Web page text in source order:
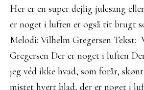
Her er en super dejlig julesang
er noget i luften er også tit brugt
Melodi: Vilhelm Gregersen Tekst:
Gregersen Der er noget i luften
jeg véd ikke hvad, som forår,
mistet hvert blad, der er noget i